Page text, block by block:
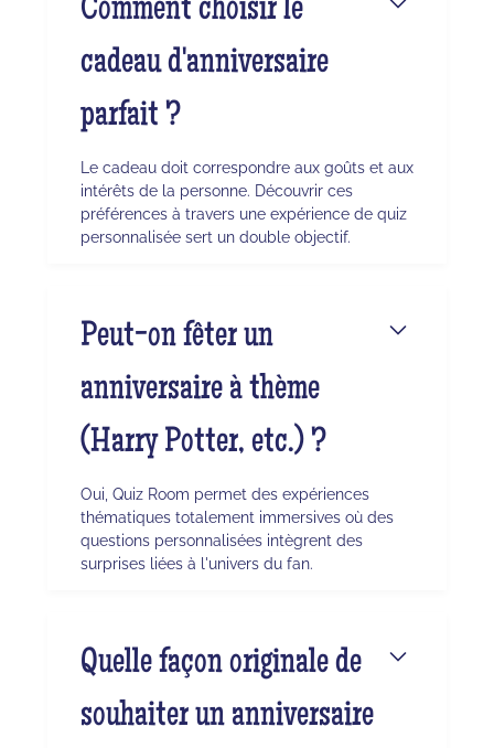
Comment choisir le
cadeau d'anniversaire
parfait ?
Le cadeau doit correspondre aux goûts et aux
intérêts de la personne. Découvrir ces
préférences à travers une expérience de quiz
personnalisée sert un double objectif.
Peut-on fêter un
anniversaire à thème
(Harry Potter, etc.) ?
Oui, Quiz Room permet des expériences
thématiques totalement immersives où des
questions personnalisées intègrent des
surprises liées à l'univers du fan.
Quelle façon originale de
souhaiter un anniversaire